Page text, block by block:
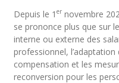
Depuis le 1er novembre
se prononce plus que sur
interne ou externe des
professionnel,
compensation et les
reconversion pour les